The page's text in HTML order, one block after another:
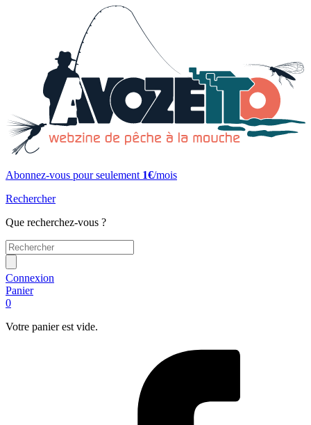
Abonnez-vous pour seulement 1€/mois
Rechercher
Que recherchez-vous ?
Connexion
Panier
0
Votre panier est vide.